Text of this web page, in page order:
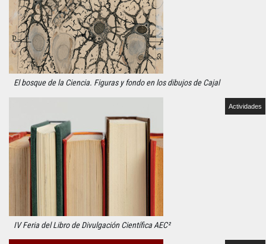
El bosque de la Ciencia. Figuras y fondo en los dibujos de Cajal
Actividades
IV Feria del Libro de Divulgación Científica AEC²